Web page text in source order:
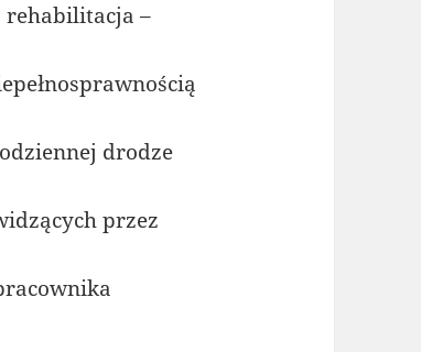
rehabilitacja –
drodze
przez